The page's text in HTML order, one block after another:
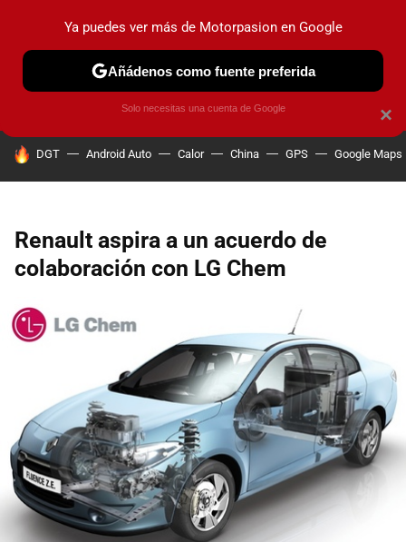
PRUEBAS COCHES ELÉCTRICOS OBSERVATORIO
HOY SE HABLA DE
DGT Android Auto Calor China GPS Google Maps
Renault aspira a un acuerdo de
colaboración con LG Chem
×
Ya puedes ver más de Motorpasion en Google
Añádenos como fuente preferida
Solo necesitas una cuenta de Google